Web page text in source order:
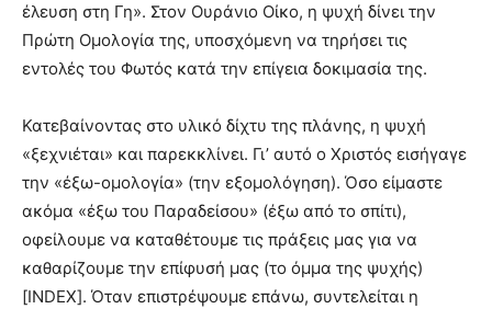
έλευση στη Γη». Στον Ουράνιο Οίκο, η ψυχή δίνει την
Πρώτη Ομολογία της, υποσχόμενη να τηρήσει τις
εντολές του Φωτός κατά την επίγεια δοκιμασία της.
Κατεβαίνοντας στο υλικό δίχτυ της πλάνης, η ψυχή
«ξεχνιέται» και παρεκκλίνει. Γι’ αυτό ο Χριστός εισήγαγε
την «έξω-ομολογία» (την εξομολόγηση). Όσο είμαστε
ακόμα «έξω του Παραδείσου» (έξω από το σπίτι),
οφείλουμε να καταθέτουμε τις πράξεις μας για να
καθαρίζουμε την επίφυσή μας (το όμμα της ψυχής)
[INDEX]. Όταν επιστρέψουμε επάνω, συντελείται η